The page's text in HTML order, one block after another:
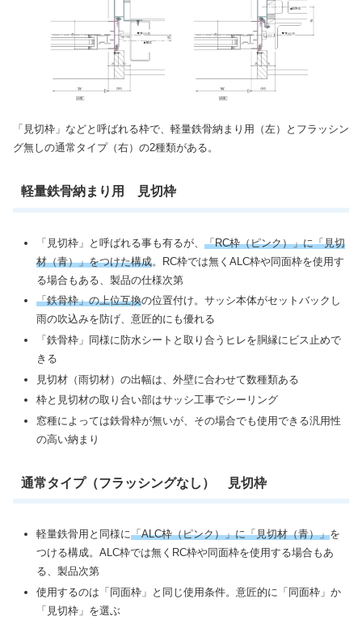
「見切枠」などと呼ばれる枠で、軽量鉄骨納まり用（左）とフラッシン
グ無しの通常タイプ（右）の2種類がある。
軽量鉄骨納まり用 見切枠
「見切枠」と呼ばれる事も有るが、 「RC枠（ピンク）」に「見切
材（青）」をつけた構成。RC枠では無くALC枠や同面枠を使用す
る場合もある、製品の仕様次第
「鉄骨枠」の上位互換の位置付け。サッシ本体がセットバックし
雨の吹込みを防げ、意匠的にも優れる
「鉄骨枠」同様に防水シートと取り合うヒレを胴縁にビス止めで
きる
見切材（雨切材）の出幅は、外壁に合わせて数種類ある
枠と見切材の取り合い部はサッシ工事でシーリング
窓種によっては鉄骨枠が無いが、その場合でも使用できる汎用性
の高い納まり
通常タイプ（フラッシングなし） 見切枠
軽量鉄骨用と同様に「ALC枠（ピンク）」に「見切材（青）」を
つける構成。ALC枠では無くRC枠や同面枠を使用する場合もあ
る、製品次第
使用するのは「同面枠」と同じ使用条件。意匠的に「同面枠」か
「見切枠」を選ぶ